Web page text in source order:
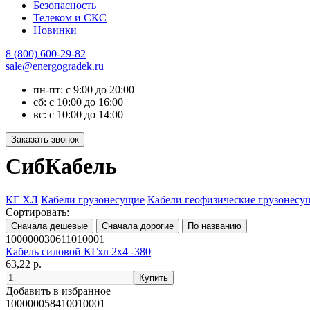
Безопасность
Телеком и СКС
Новинки
8 (800) 600-29-82
sale@energogradek.ru
пн-пт: с 9:00 до 20:00
сб: с 10:00 до 16:00
вс: с 10:00 до 14:00
СибКабель
КГ ХЛ Кабели грузонесущие Кабели геофизические
Сортировать:
100000030611010001
Кабель силовой КГхл 2х4 -380
63,22 р.
Добавить в избранное
100000058410010001